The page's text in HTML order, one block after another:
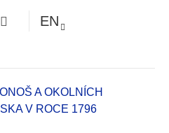
MENUEN
A OKOLNÍCH
V ROCE 1796